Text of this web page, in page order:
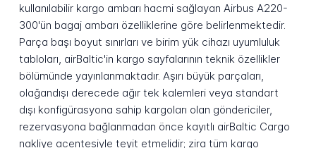
kullanılabilir kargo ambarı hacmi sağlayan Airbus A220-
300'ün bagaj ambarı özelliklerine göre belirlenmektedir.
Parça başı boyut sınırları ve birim yük cihazı uyumluluk
tabloları, airBaltic'in kargo sayfalarının teknik özellikler
bölümünde yayınlanmaktadır. Aşırı büyük parçaları,
olağandışı derecede ağır tek kalemleri veya standart
dışı konfigürasyona sahip kargoları olan göndericiler,
rezervasyona bağlanmadan önce kayıtlı airBaltic Cargo
nakliye acentesiyle teyit etmelidir; zira tüm kargo